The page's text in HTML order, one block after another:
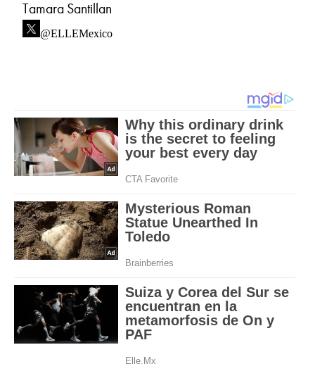
Tamara Santillan
@ELLEMexico